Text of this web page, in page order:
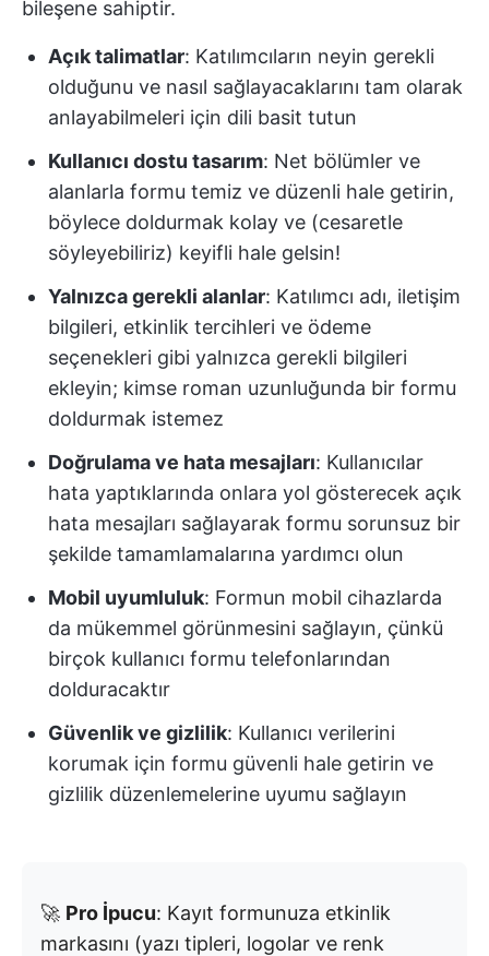
bileşene sahiptir.
Açık talimatlar: Katılımcıların neyin gerekli
olduğunu ve nasıl sağlayacaklarını tam olarak
anlayabilmeleri için dili basit tutun
Kullanıcı dostu tasarım: Net bölümler ve
alanlarla formu temiz ve düzenli hale getirin,
böylece doldurmak kolay ve (cesaretle
söyleyebiliriz) keyifli hale gelsin!
Yalnızca gerekli alanlar: Katılımcı adı, iletişim
bilgileri, etkinlik tercihleri ve ödeme
seçenekleri gibi yalnızca gerekli bilgileri
ekleyin; kimse roman uzunluğunda bir formu
doldurmak istemez
Doğrulama ve hata mesajları: Kullanıcılar
hata yaptıklarında onlara yol gösterecek açık
hata mesajları sağlayarak formu sorunsuz bir
şekilde tamamlamalarına yardımcı olun
Mobil uyumluluk: Formun mobil cihazlarda
da mükemmel görünmesini sağlayın, çünkü
birçok kullanıcı formu telefonlarından
dolduracaktır
Güvenlik ve gizlilik: Kullanıcı verilerini
korumak için formu güvenli hale getirin ve
gizlilik düzenlemelerine uyumu sağlayın
🚀 Pro İpucu: Kayıt formunuza etkinlik
markasını (yazı tipleri, logolar ve renk